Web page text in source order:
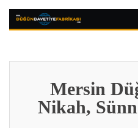
Mersin
Nikah,